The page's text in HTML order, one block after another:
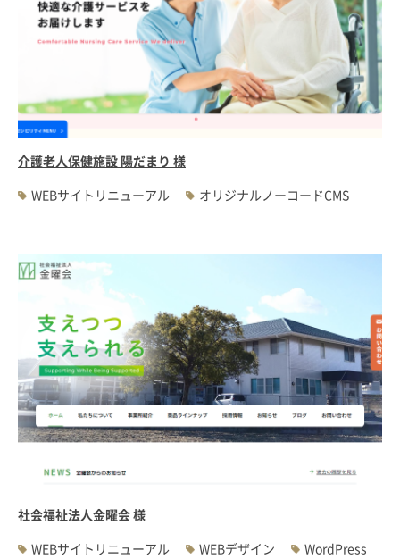
介護老人保健施設 陽だまり 様
WEBサイトリニューアル
オリジナルノーコードCMS
社会福祉法人金曜会 様
WEBサイトリニューアル
WEBデザイン
WordPress